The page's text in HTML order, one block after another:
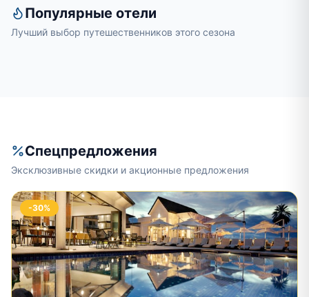
Популярные отели
Лучший выбор путешественников этого сезона
Спецпредложения
Эксклюзивные скидки и акционные предложения
-30%